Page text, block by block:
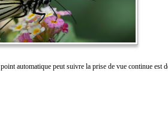
automatique peut suivre la prise de vue continue est